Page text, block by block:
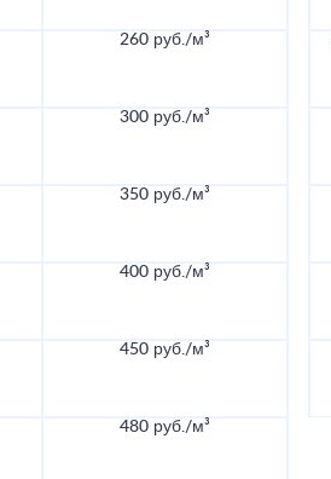
260 руб./м³
300 руб./м³
350 руб./м³
400 руб./м³
450 руб./м³
480 руб./м³